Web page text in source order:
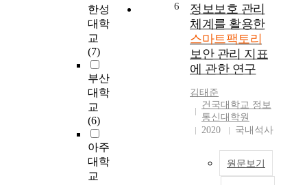
한성
대학
교
(7)
부산
대학
교
(6)
아주
대학
교
6
정보보호 관리
체계를 활용한
스마트팩토리
보안 관리 지표
에 관한 연구
김태준
건국대학교 정보
통신대학원
2020
국내석사
원문보기